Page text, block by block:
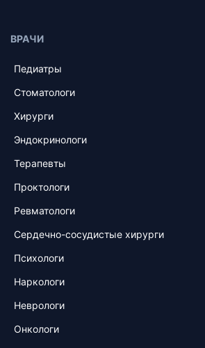
ВРАЧИ
Педиатры
Стоматологи
Хирурги
Эндокринологи
Терапевты
Проктологи
Ревматологи
Сердечно-сосудистые хирурги
Психологи
Наркологи
Неврологи
Онкологи